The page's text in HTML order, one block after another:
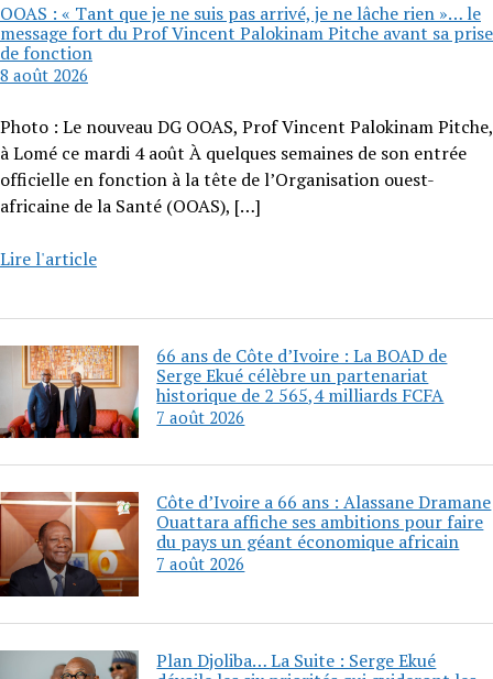
OOAS : « Tant que je ne suis pas arrivé, je ne lâche rien »… le
message fort du Prof Vincent Palokinam Pitche avant sa prise
de fonction
8 août 2026
Photo : Le nouveau DG OOAS, Prof Vincent Palokinam Pitche,
à Lomé ce mardi 4 août À quelques semaines de son entrée
officielle en fonction à la tête de l’Organisation ouest-
africaine de la Santé (OOAS), […]
Lire l'article
66 ans de Côte d’Ivoire : La BOAD de
Serge Ekué célèbre un partenariat
historique de 2 565,4 milliards FCFA
7 août 2026
Côte d’Ivoire a 66 ans : Alassane Dramane
Ouattara affiche ses ambitions pour faire
du pays un géant économique africain
7 août 2026
Plan Djoliba… La Suite : Serge Ekué